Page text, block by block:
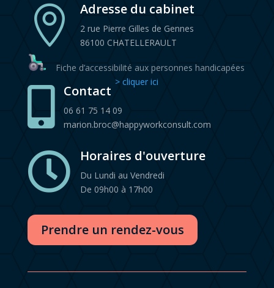
 Adresse du cabinet
2 rue Pierre Gilles de Gennes
86100 CHATELLERAULT
Fiche d’accessibilité aux personnes handicapées
> cliquer ici
 Contact
06 61 75 14 09
marion.broc@happyworkconsult.com
 Horaires d'ouverture
Du Lundi au Vendredi
De 09h00 à 17h00
Prendre un rendez-vous